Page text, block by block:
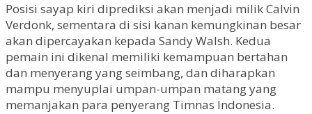
Posisi sayap kiri diprediksi akan menjadi milik Calvin
Verdonk, sementara di sisi kanan kemungkinan besar
akan dipercayakan kepada Sandy Walsh. Kedua
pemain ini dikenal memiliki kemampuan bertahan
dan menyerang yang seimbang, dan diharapkan
mampu menyuplai umpan-umpan matang yang
memanjakan para penyerang Timnas Indonesia.